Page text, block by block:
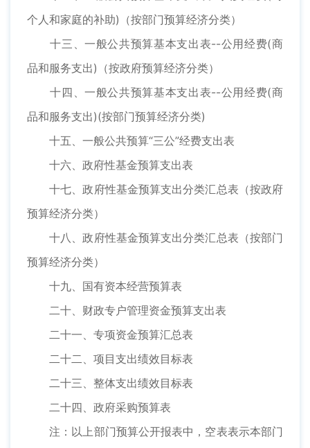
个人和家庭的补助)（按部门预算经济分类）
十三、一般公共预算基本支出表--公用经费(商
品和服务支出)（按政府预算经济分类）
十四、一般公共预算基本支出表--公用经费(商
品和服务支出)(按部门预算经济分类)
十五、一般公共预算“三公”经费支出表
十六、政府性基金预算支出表
十七、政府性基金预算支出分类汇总表（按政府
预算经济分类）
十八、政府性基金预算支出分类汇总表（按部门
预算经济分类）
十九、国有资本经营预算表
二十、财政专户管理资金预算支出表
二十一、专项资金预算汇总表
二十二、项目支出绩效目标表
二十三、整体支出绩效目标表
二十四、政府采购预算表
注：以上部门预算公开报表中，空表表示本部门